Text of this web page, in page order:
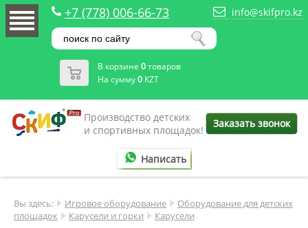
+7 (778) 006-66-73 info@skifpro.kz
В корзине 0товаров
На сумму0 KZT
Производство детских
и спортивных площадок!
Заказать звонок
Написать
Вы здесь: Игровое оборудование
Оборудование для детских
площадок
Карусели и горки Карусели